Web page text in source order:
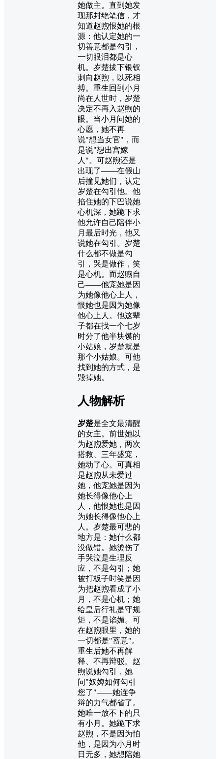
她做主。直到她发
现那封绝笔信，才
知道赵煦恨她的根
源：他认定她的一
切善意都是勾引，
一切眼泪都是心
机。岁楚拔下银钗
刺向赵煦，以死相
搏。重生回到小月
尚在人世时，岁楚
决定不再入赵煦的
眼。当小月问她的
心愿，她不再
说"想当女官"，而
是说"想出宫嫁
人"。可赵煦还是
出现了——在假山
后撞见她们，认定
岁楚在勾引他。他
掐住她的下巴说她
心机深，她跪下求
他允许自己陪伴小
月最后时光，他又
说她在勾引。岁楚
什么都不做是勾
引，哭是做作，笑
是心机。而赵煦自
己——他宠她是因
为她像他心上人，
恨她也是因为她像
他心上人。他这辈
子都在找一个七岁
时分了他半块馍的
小姑娘，岁楚就是
那个小姑娘。可他
找到她的方式，是
毁掉她。
人物解析
岁楚是全文最清醒
的女主。前世她以
为赵煦爱她，两次
搭救、三年盛宠，
她动了心。可真相
是赵煦从未爱过
她，他宠她是因为
她长得像他心上
人，他恨她也是因
为她长得像他心上
人。岁楚最可悲的
地方是：她什么都
没做错。她烫伤了
手哭泣是生理反
应，不是勾引；她
被打板子时笑是因
为把赵煦看成了小
月，不是心机；她
给皇后行礼是守规
矩，不是谄媚。可
在赵煦眼里，她的
一切都是"蓄意"。
重生后她不再解
释、不再辩驳。赵
煦说她勾引，她
问"奴婢如何勾引
您了"——她连争
辩的力气都省了。
她唯一放不下的只
有小月。她跪下求
赵煦，不是因为怕
他，是因为小月时
日无多，她想陪她